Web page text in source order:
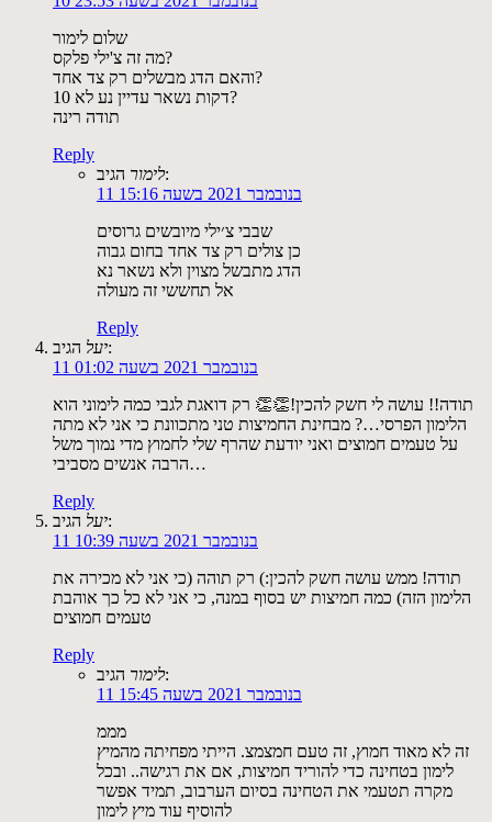
שלום לימור
מה זה צ'ילי פלקס?
והאם הדג מבשלים רק צד אחד?
10 דקות נשאר עדיין נע לא?
תודה רינה
Reply
לימורהגיב:
11 בנובמבר 2021 בשעה 15:16
שבבי צ׳ילי מיובשים גרוסים
כן צולים רק צד אחד בחום גבוה
הדג מתבשל מצוין ולא נשאר נא
אל תחששי זה מעולה
Reply
יעלהגיב:
11 בנובמבר 2021 בשעה 01:02
תודה!! עושה לי חשק להכין!👏👏 רק דואגת לגבי כמה לימוני הוא
הלימון הפרסי…? מבחינת החמיצות טני מתכוונת כי אני לא מתה
על טעמים חמוצים ואני יודעת שהרף שלי לחמוץ מדי נמוך משל
הרבה אנשים מסביבי…
Reply
יעלהגיב:
11 בנובמבר 2021 בשעה 10:39
תודה! ממש עושה חשק להכין:) רק תוהה (כי אני לא מכירה את
הלימון הזה) כמה חמיצות יש בסוף במנה, כי אני לא כל כך אוהבת
טעמים חמוצים
Reply
לימורהגיב:
11 בנובמבר 2021 בשעה 15:45
מממ
זה לא מאוד חמוץ, זה טעם חמצמצ. הייתי מפחיתה מהמיץ
לימון בטחינה כדי להוריד חמיצות, אם את רגישה.. ובכל
מקרה תטעמי את הטחינה בסיום הערבוב, תמיד אפשר
להוסיף עוד מיץ לימון